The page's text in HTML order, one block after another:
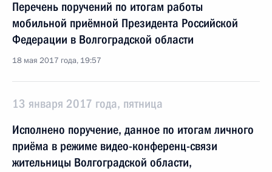
Перечень поручений по итогам работы
мобильной приёмной Президента Российской
Федерации в Волгоградской области
18 мая 2017 года, 19:57
13 января 2017 года, пятница
Исполнено поручение, данное по итогам личного
приёма в режиме видео-конференц-связи
жительницы Волгоградской области,